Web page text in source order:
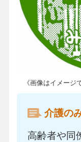
《画像はイメージで
介護の
高齢者や同